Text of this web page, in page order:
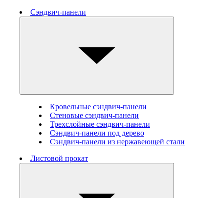
Сэндвич-панели
Кровельные сэндвич-панели
Стеновые cэндвич-панели
Трехслойные сэндвич-панели
Сэндвич-панели под дерево
Сэндвич-панели из нержавеющей стали
Листовой прокат